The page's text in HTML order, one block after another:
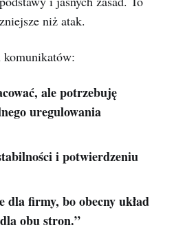
niż atak.
komunikatów:
ale potrzebuję
uregulowania
i potwierdzeniu
dla firmy, bo obecny układ
obu stron.”